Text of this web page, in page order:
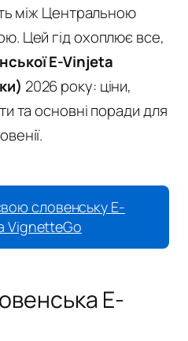
між Центральною
Цей гід охоплює все,
E-Vinjeta
2026 року: ціни,
та основні поради для
словенську E-
VignetteGo
E-